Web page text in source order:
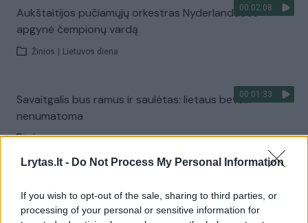
Lrytas.lt - Do Not Process My Personal Information
If you wish to opt-out of the sale, sharing to third parties, or
processing of your personal or sensitive information for
00:02:08
Aukštaitijos pučiamųjų orkestras Nyderlanduose
apgynė čempionų vardą
Žinios Lietuvos diena
00:01:33
Savaitgalis bus ramus ir saulėtas: lietaus beveik
nenumatoma
Žinios | Orai
tarprinkiminiu laikotarpiu dažnai nieko nereiškia?